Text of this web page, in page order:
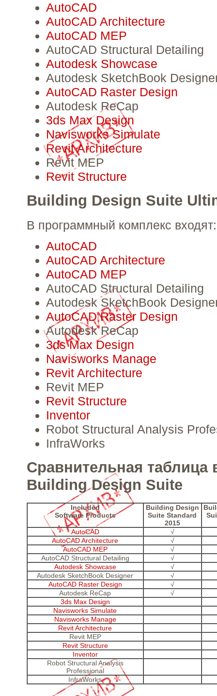
AutoCAD
AutoCAD Architecture
AutoCAD MEP
AutoCAD Structural Detailing
Autodesk Showcase
Autodesk SketchBook
AutoCAD Raster Design
Autodesk ReCap
3ds Max Design
Navisworks Simulate
Revit Architecture
Revit MEP
Revit Structure
Building Design Suite
В программный комплекс входят:
AutoCAD
AutoCAD Architecture
AutoCAD MEP
AutoCAD Structural Detailing
Autodesk SketchBook
AutoCAD Raster Design
Autodesk ReCap
3ds Max Design
Navisworks Manage
Revit Architecture
Revit MEP
Revit Structure
Inventor
Robot Structural Analysis
InfraWorks
Сравнительная таблица
Building Design Suite
Included
Software Products
Building Design
Suite Standard
2015
AutoCAD
√
AutoCAD Architecture
√
AutoCAD MEP
√
AutoCAD Structural Detailing
√
Autodesk Showcase
√
Autodesk SketchBook Designer
√
AutoCAD Raster Design
√
Autodesk ReCap
√
3ds Max Design
Navisworks Simulate
Navisworks Manage
Revit Architecture
Revit MEP
Revit Structure
Inventor
Robot Structural Analysis
Professional
InfraWorks